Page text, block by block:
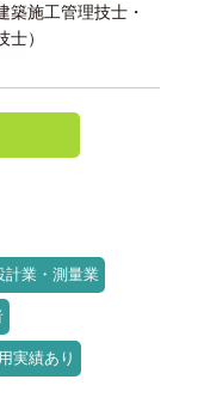
築施工管理技士・
）
計業・測量業
実績あり